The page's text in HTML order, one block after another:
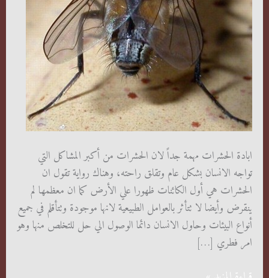
ابادة الحشرات مهمة جداً لان الحشرات من أكبر المشاكل التي
تواجه الانسان بشكل عام وتقلق راحته، وهناك رواية تقول ان
الحشرات هي أول الكائنات ظهورا علي الأرض كما ان معظمها لم
ينقرض وأيضا لا تتأثر بالعوامل الطبيعية لانها موجودة وتتأقلم في جميع
أنواع البيئات وحاول الانسان دائما الوصول الي حل للتخلص منها وهو
امر فطري […]